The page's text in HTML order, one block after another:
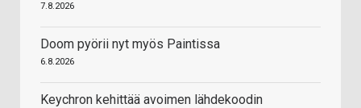
7.8.2026
Doom pyörii nyt myös Paintissa
6.8.2026
Keychron kehittää avoimen lähdekoodin